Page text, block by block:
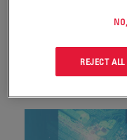
REJECT ALL